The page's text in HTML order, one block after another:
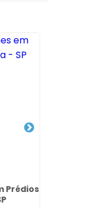
Prédios